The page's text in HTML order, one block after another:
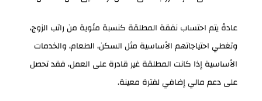
عادةً يتم احتساب نفقة المطلقة كنسبة مئوية من راتب الزوج،
وتغطي احتياجاتهم الأساسية مثل السكن، الطعام، والخدمات
الأساسية إذا كانت المطلقة غير قادرة على العمل، فقد تحصل
على دعم مالي إضافي لفترة معينة.